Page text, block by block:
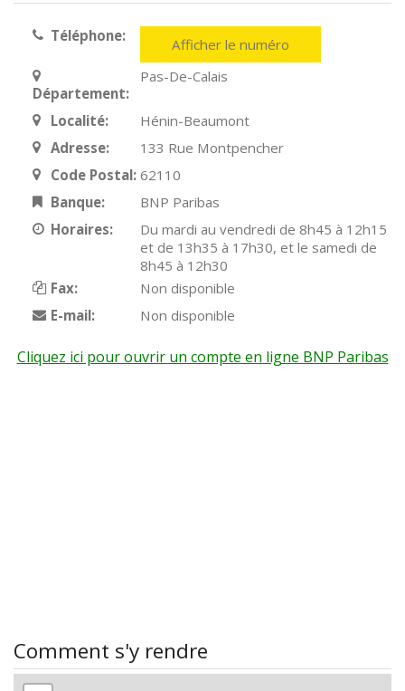
Téléphone: Afficher le numéro
Département:
Pas-De-Calais
Localité:
Hénin-Beaumont
Adresse:
133 Rue Montpencher
Code Postal: 62110
Banque:
BNP Paribas
Horaires:
Du mardi au vendredi de 8h45 à 12h15
et de 13h35 à 17h30, et le samedi de
8h45 à 12h30
Fax:
Non disponible
E-mail:
Non disponible
Cliquez ici pour ouvrir un compte en ligne BNP Paribas
Comment s'y rendre